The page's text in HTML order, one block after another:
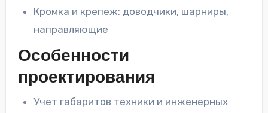
Кромка и крепеж: доводчики, шарниры,
направляющие
Особенности
проектирования
Учет габаритов техники и инженерных